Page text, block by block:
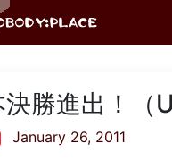
決勝進出！（
January 26, 2011